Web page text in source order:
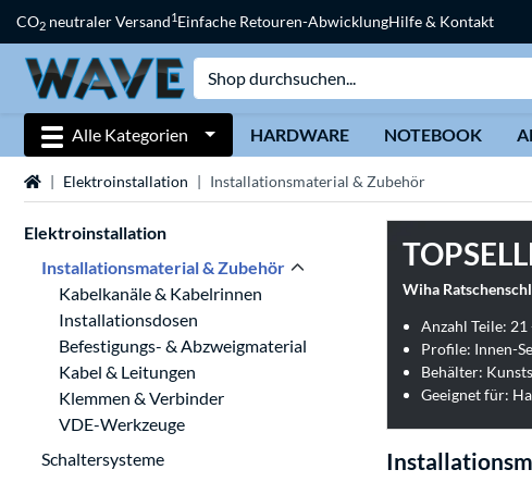
CO2 neutraler Versand1Einfache Retouren-AbwicklungHilfe & Kontakt
Alle Kategorien HARDWARE NOTEBOOK
StartseiteElektroinstallation Installationsmaterial & Zubehör
Elektroinstallation
Installationsmaterial & Zubehör
Kabelkanäle & Kabelrinnen
Installationsdosen
Befestigungs- & Abzweigmaterial
Kabel & Leitungen
Klemmen & Verbinder
VDE-Werkzeuge
Schaltersysteme
Wiha
Anzahl Teile:
Profile: Innen-
Behälter:
Geeignet für: